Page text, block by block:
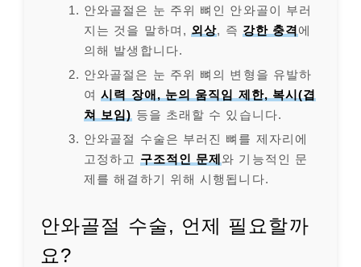
안와골절은 눈 주위 뼈인 안와골이 부러
지는 것을 말하며, 외상, 즉 강한 충격 에
의해 발생합니다.
안와골절은 눈 주위 뼈의 변형을 유발하
여시력 장애, 눈의 움직임 제한, 복시(겹
쳐 보임) 등을 초래할 수 있습니다.
안와골절 수술은 부러진 뼈를 제자리에
고정하고 구조적인 문제 와 기능적인 문
제를 해결하기 위해 시행됩니다.
안와골절 수술, 언제 필요할까
요?